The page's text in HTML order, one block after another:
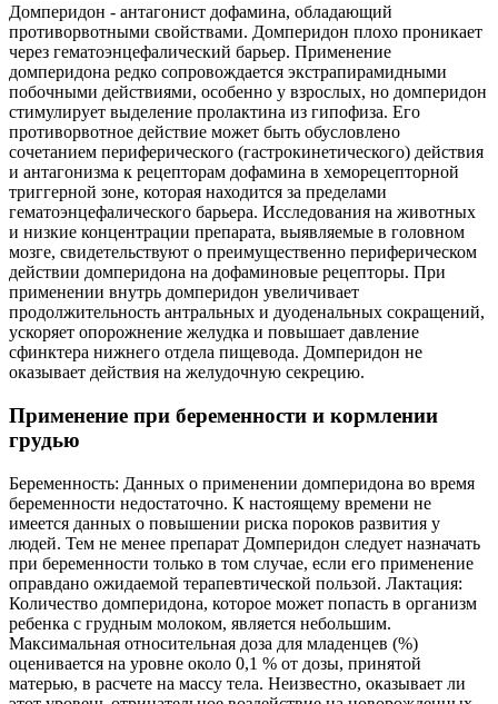
Домперидон - антагонист дофамина, обладающий
противорвотными свойствами. Домперидон плохо проникает
через гематоэнцефалический барьер. Применение
домперидона редко сопровождается экстрапирамидными
побочными действиями, особенно у взрослых, но домперидон
стимулирует выделение пролактина из гипофиза. Его
противорвотное действие может быть обусловлено
сочетанием периферического (гастрокинетического) действия
и антагонизма к рецепторам дофамина в хеморецепторной
триггерной зоне, которая находится за пределами
гематоэнцефалического барьера. Исследования на животных
и низкие концентрации препарата, выявляемые в головном
мозге, свидетельствуют о преимущественно периферическом
действии домперидона на дофаминовые рецепторы. При
применении внутрь домперидон увеличивает
продолжительность антральных и дуоденальных сокращений,
ускоряет опорожнение желудка и повышает давление
сфинктера нижнего отдела пищевода. Домперидон не
оказывает действия на желудочную секрецию.
Применение при беременности и кормлении
грудью
Беременность: Данных о применении домперидона во время
беременности недостаточно. К настоящему времени не
имеется данных о повышении риска пороков развития у
людей. Тем не менее препарат Домперидон следует назначать
при беременности только в том случае, если его применение
оправдано ожидаемой терапевтической пользой. Лактация:
Количество домперидона, которое может попасть в организм
ребенка с грудным молоком, является небольшим.
Максимальная относительная доза для младенцев (%)
оценивается на уровне около 0,1 % от дозы, принятой
матерью, в расчете на массу тела. Неизвестно, оказывает ли